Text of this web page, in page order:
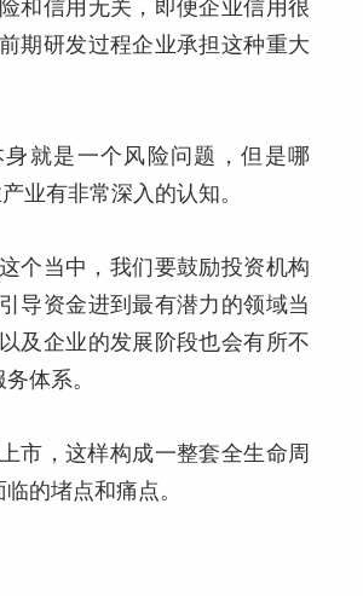
和信用无关，即便企业信用很
期研发过程企业承担这种重大
就是一个风险问题，但是哪
业有非常深入的认知。
个当中，我们要鼓励投资机构
导资金进到最有潜力的领域当
及企业的发展阶段也会有所不
体系。
市，这样构成一整套全生命周
的堵点和痛点。